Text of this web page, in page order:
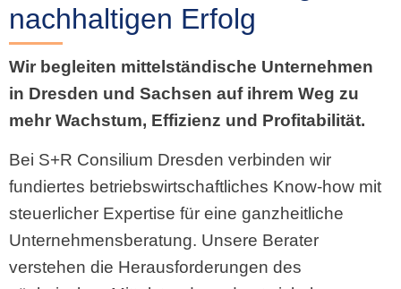
nachhaltigen Erfolg
Wir begleiten mittelständische Unternehmen
in Dresden und Sachsen auf ihrem Weg zu
mehr Wachstum, Effizienz und Profitabilität.
Bei S+R Consilium Dresden verbinden wir
fundiertes betriebswirtschaftliches Know-how mit
steuerlicher Expertise für eine ganzheitliche
Unternehmensberatung. Unsere Berater
verstehen die Herausforderungen des